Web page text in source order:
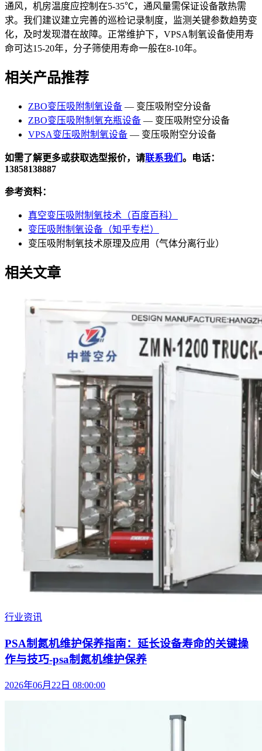
通风，机房温度应控制在5-35℃，通风量需保证设备散热需
求。我们建议建立完善的巡检记录制度，监测关键参数趋势变
化，及时发现潜在故障。正常维护下，VPSA制氧设备使用寿
命可达15-20年，分子筛使用寿命一般在8-10年。
相关产品推荐
ZBO变压吸附制氧设备 — 变压吸附空分设备
ZBO变压吸附制氧充瓶设备 — 变压吸附空分设备
VPSA变压吸附制氧设备 — 变压吸附空分设备
如需了解更多或获取选型报价，请联系我们 。电话：
13858138887
参考资料：
真空变压吸附制氧技术（百度百科）
变压吸附制氧设备（知乎专栏）
变压吸附制氧技术原理及应用（气体分离行业）
相关文章
行业资讯
PSA制氮机维护保养指南：延长设备寿命的关键操
作与技巧-psa制氮机维护保养
2026年06月22日 08:00:00